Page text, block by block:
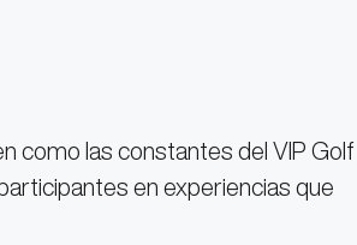
como las constantes del VIP Golf
en experiencias que